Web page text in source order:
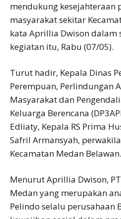
mendukung kesejahteraan
masyarakat sekitar
kata Aprillia Dwison dalam
kegiatan itu, Rabu (07/05).
Turut hadir, Kepala Dinas
Perempuan, Perlindungan
Masyarakat dan
Keluarga Berencana
Edliaty, Kepala RS Prima
Safril Armansyah,
Kecamatan Medan Belawan.
Menurut Aprillia Dwison,
Medan yang merupakan
Pelindo selalu perusahaan